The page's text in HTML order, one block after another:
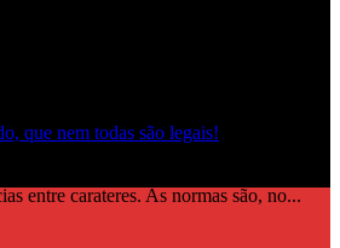
que nem todas são legais!
entre carateres. As normas são, no...